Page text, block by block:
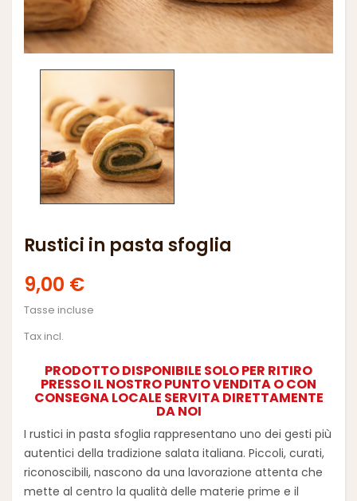
Rustici in pasta sfoglia
9,00 €
Tasse incluse
Tax incl.
PRODOTTO DISPONIBILE SOLO PER RITIRO
PRESSO IL NOSTRO PUNTO VENDITA O CON
CONSEGNA LOCALE SERVITA DIRETTAMENTE
DA NOI
I rustici in pasta sfoglia rappresentano uno dei gesti più
autentici della tradizione salata italiana. Piccoli, curati,
riconoscibili, nascono da una lavorazione attenta che
mette al centro la qualità delle materie prime e il